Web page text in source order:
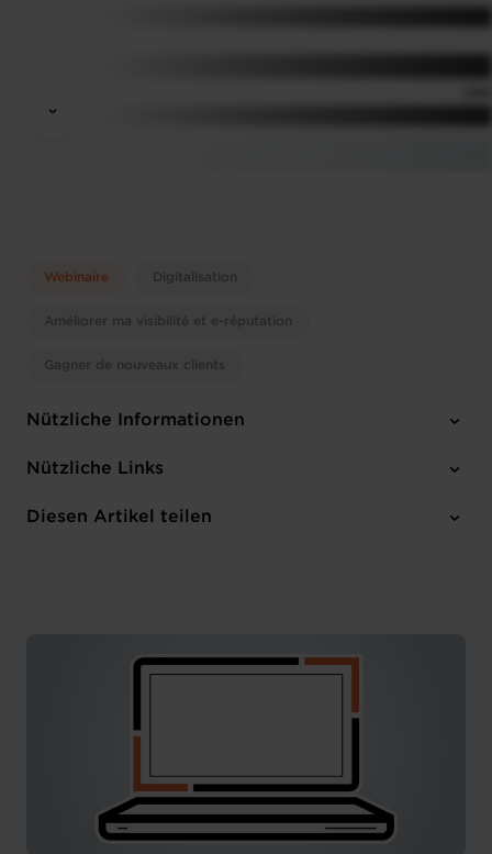
Webinaire Digitalisation
Améliorer ma visibilité et e-réputation
Gagner de nouveaux clients
Nützliche Informationen
Mittwoch 18 Sep 2024
Nützliche Links
Anmelden
Diesen Artikel teilen